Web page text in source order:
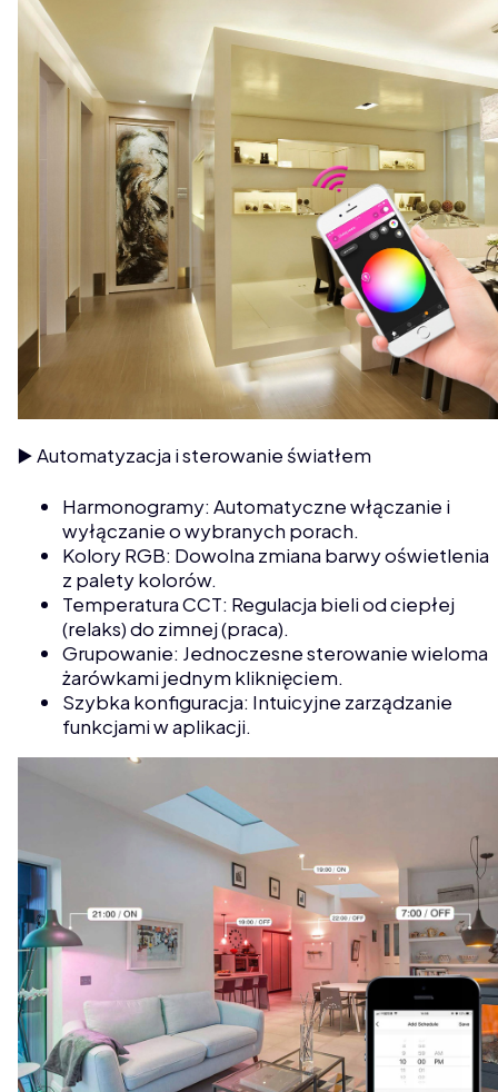
▶️ Automatyzacja i sterowanie światłem
Harmonogramy: Automatyczne włączanie i
wyłączanie o wybranych porach.
Kolory RGB: Dowolna zmiana barwy oświetlenia
z palety kolorów.
Temperatura CCT: Regulacja bieli od ciepłej
(relaks) do zimnej (praca).
Grupowanie: Jednoczesne sterowanie wieloma
żarówkami jednym kliknięciem.
Szybka konfiguracja: Intuicyjne zarządzanie
funkcjami w aplikacji.